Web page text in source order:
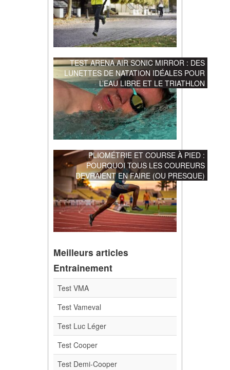
TEST ARENA AIR SONIC MIRROR : DES
LUNETTES DE NATATION IDÉALES POUR
L’EAU LIBRE ET LE TRIATHLON
PLIOMÉTRIE ET COURSE À PIED :
POURQUOI TOUS LES COUREURS
DEVRAIENT EN FAIRE (OU PRESQUE)
Meilleurs articles
Entrainement
Test VMA
Test Vameval
Test Luc Léger
Test Cooper
Test Demi-Cooper